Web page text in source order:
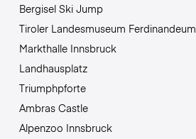
Bergisel Ski Jump
Tiroler Landesmuseum Ferdinandeum
Markthalle Innsbruck
Landhausplatz
Triumphpforte
Ambras Castle
Alpenzoo Innsbruck